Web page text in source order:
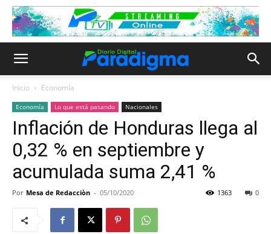
Inicio Economía
Economía Lo que está pasando Nacionales
Inflación de Honduras llega al
0,32 % en septiembre y
acumulada suma 2,41 %
Por Mesa de Redacciòn - 05/10/2020 0
1363